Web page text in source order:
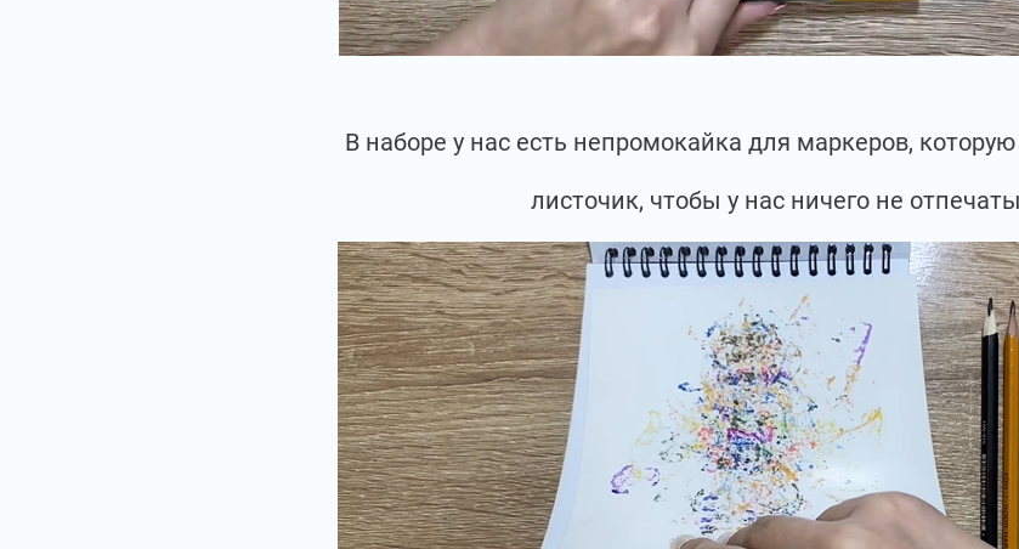
В наборе у нас есть непромокайка для маркеров,
листочик, чтобы у нас ничего не